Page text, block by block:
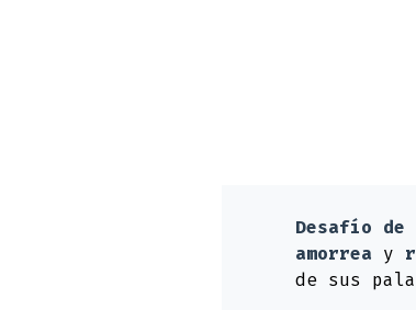
Desafío de
amorrea y
de sus